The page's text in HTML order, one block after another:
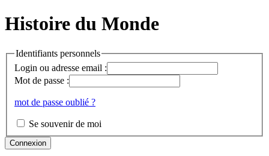
Histoire du Monde
Identifiants personnels
Login ou adresse email :
Mot de passe :
mot de passe oublié ?
Se souvenir de moi
Connexion